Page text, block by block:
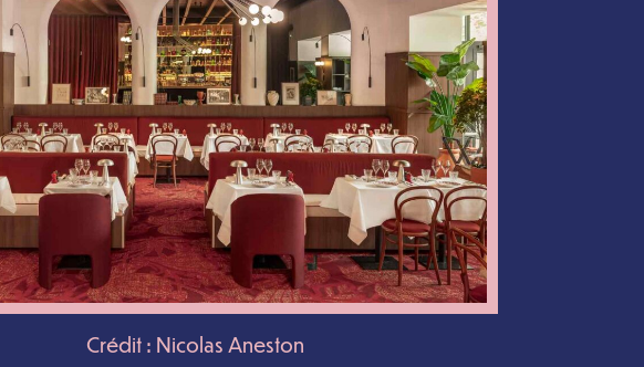
Crédit : Nicolas Aneston